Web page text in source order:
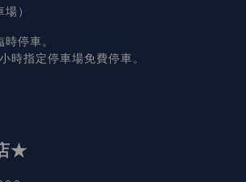
）
停車。
時指定停車場免費停車。
★